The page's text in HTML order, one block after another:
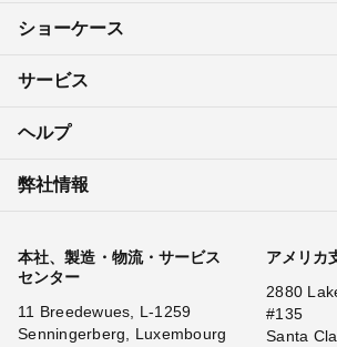
ショーケース
サービス
ヘルプ
弊社情報
本社、製造・物流・サービス
センター
11 Breedewues, L-1259
Senningerberg, Luxembourg
アメリカ
2880
#135
Santa